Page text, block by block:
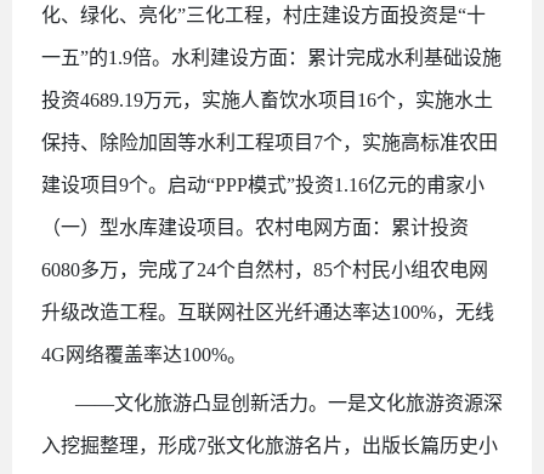
化、绿化、亮化”三化工程，村庄建设方面投资是“十
一五”的1.9倍。水利建设方面：累计完成水利基础设施
投资4689.19万元，实施人畜饮水项目16个，实施水土
保持、除险加固等水利工程项目7个，实施高标准农田
建设项目9个。启动“PPP模式”投资1.16亿元的甫家小
（一）型水库建设项目。农村电网方面：累计投资
6080多万，完成了24个自然村，85个村民小组农电网
升级改造工程。互联网社区光纤通达率达100%，无线
4G网络覆盖率达100%。
——文化旅游凸显创新活力。一是文化旅游资源深
入挖掘整理，形成7张文化旅游名片，出版长篇历史小